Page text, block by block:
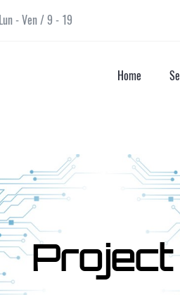
Lun - Ven / 9 - 19
Home
Project